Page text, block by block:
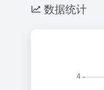
数据统计
4